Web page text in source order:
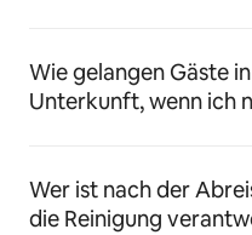
Wie gelangen Gäste
Unterkunft, wenn ich
Wer ist nach der
die Reinigung